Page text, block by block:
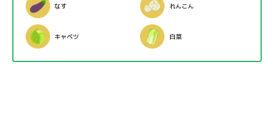
なす れんこん
キャベツ 白菜